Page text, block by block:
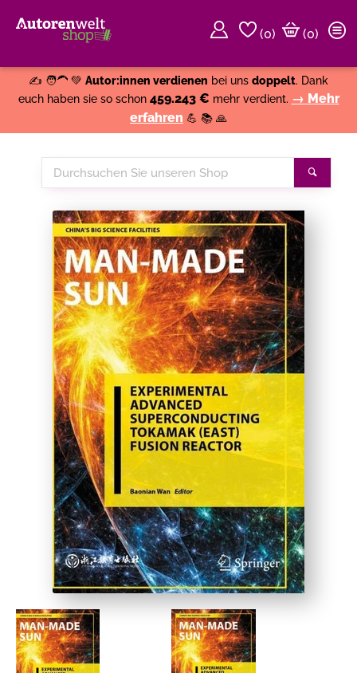
(0)
(0)
✍️ 🧑‍🦱 💚 Autor:innen verdienen bei uns doppelt. Dank
euch haben sie so schon 459.243 € mehr verdient. → Mehr
erfahren 💪 📚 🙏
Durchsuchen
Sie
Shop